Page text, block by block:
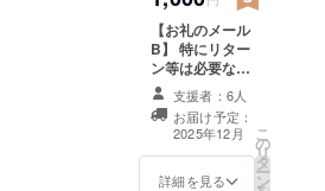
にご記
載くだ
さい。
考欄に
ご入力
くださ
い。 ※
サイズ
は
45mm×
45mm
グロス
加工と
【お礼のメール
B】 特にリター
ン等は必要な
い、という方の
ためのプランに
なります。サー
クル員よりお礼
のメールを送ら
せていただきま
支援者：6人
お届け予定：
2025年12月
詳細を見る
こ
の
リ
タ
ー
ン